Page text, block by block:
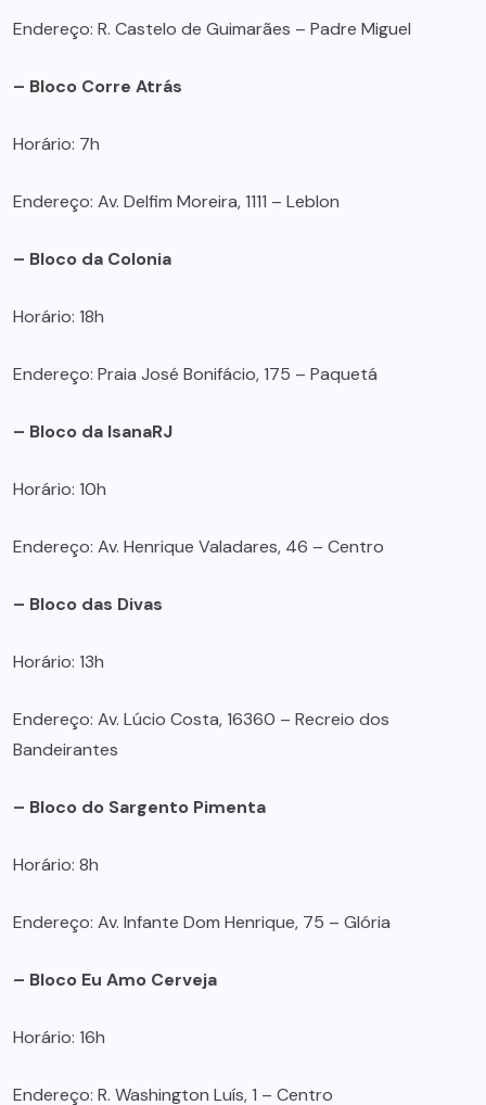
Endereço: R. Castelo de Guimarães – Padre Miguel
– Bloco Corre Atrás
Horário: 7h
Endereço: Av. Delfim Moreira, 1111 – Leblon
– Bloco da Colonia
Horário: 18h
Endereço: Praia José Bonifácio, 175 – Paquetá
– Bloco da IsanaRJ
Horário: 10h
Endereço: Av. Henrique Valadares, 46 – Centro
– Bloco das Divas
Horário: 13h
Endereço: Av. Lúcio Costa, 16360 – Recreio dos
Bandeirantes
– Bloco do Sargento Pimenta
Horário: 8h
Endereço: Av. Infante Dom Henrique, 75 – Glória
– Bloco Eu Amo Cerveja
Horário: 16h
Endereço: R. Washington Luís, 1 – Centro